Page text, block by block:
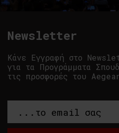
Newsletter
Κάνε Εγγραφή στο
για τα Προγράμματα
τις προσφορές του